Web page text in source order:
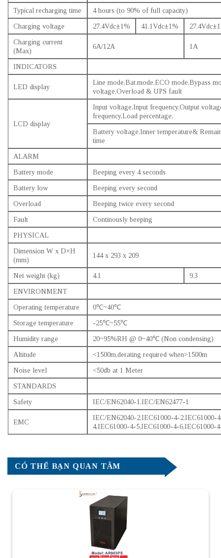
Typical recharging time
4 hours (to 90% of full capacity)
Charging voltage
27.4Vdc±1% 41.1Vdc±1%
Charging current
(Max)
6A/12A 1A
INDICATORS
LED display
Line mode,Bat.mode,ECO mode,Bypass
voltage,Overload & UPS fault
LCD display
Input voltage,Input frequency,Output
frequency,Load percentage,
Battery voltage,Inner temperature&
time
ALARM
Battery mode
Beeping every 4 seconds
Battery low
Beeping every second
Overload
Beeping twice every second
Fault
Continously beeping
PHYSICAL
Dimension W x D×H
(mm)
144 x 293 x 209
Net weight (kg) 4.1
9.3
ENVIRONMENT
Operating temperature
0℃~40℃
Storage temperature
-25℃~55℃
Humidity range
20~95%RH @ 0~40℃ (Non condensing)
Altitude
<1500m,derating required when>1500m
Noise level
<50db at 1 Meter
STANDARDS
Safety
IEC/EN62040-1,IEC/EN62477-1
EMC
IEC/EN62040-2,IEC61000-4-2,IEC61000-
4,IEC61000-4-5,IEC61000-4-6,IEC61000-
CÓ THỂ BẠN QUAN TÂM